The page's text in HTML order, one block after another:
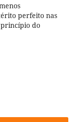
perfeito nas
princípio do